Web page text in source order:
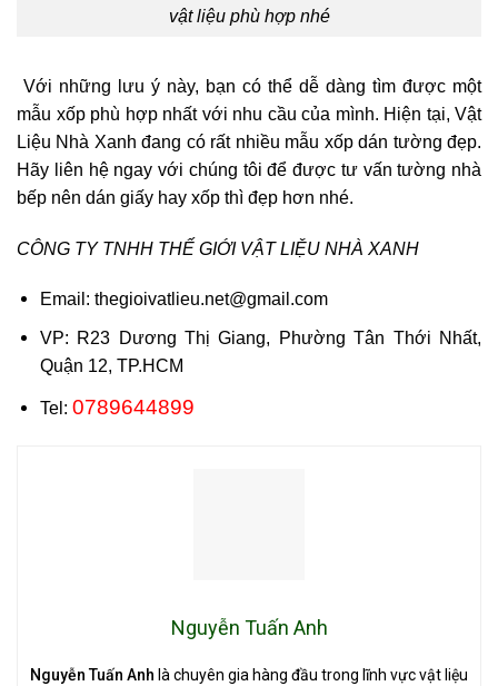
vật liệu phù hợp nhé
Với những lưu ý này, bạn có thể dễ dàng tìm được một
mẫu xốp phù hợp nhất với nhu cầu của mình. Hiện tại, Vật
Liệu Nhà Xanh đang có rất nhiều mẫu xốp dán tường đẹp.
Hãy liên hệ ngay với chúng tôi để được tư vấn tường nhà
bếp nên dán giấy hay xốp thì đẹp hơn nhé.
CÔNG TY TNHH THẾ GIỚI VẬT LIỆU NHÀ XANH
Email: thegioivatlieu.net@gmail.com
VP: R23 Dương Thị Giang, Phường Tân Thới Nhất,
Quận 12, TP.HCM
Tel: 0789644899
Nguyễn Tuấn Anh
Nguyễn Tuấn Anh là chuyên gia hàng đầu trong lĩnh vực vật liệu